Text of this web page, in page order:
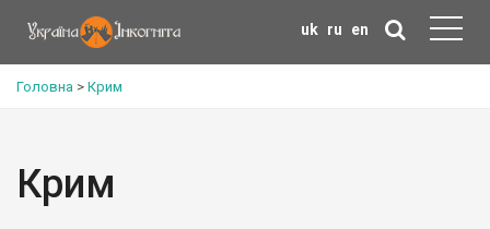
uk ru en
Головна > Крим
Крим